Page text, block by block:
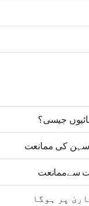
جیسی؟
کی ممانعت
سےممانعت
پر ہوگا